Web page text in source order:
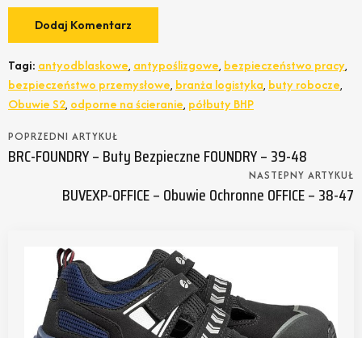
Tagi: antyodblaskowe, antypoślizgowe, bezpieczeństwo pracy,
bezpieczeństwo przemysłowe, branża logistyka, buty robocze,
Obuwie S2, odporne na ścieranie, półbuty BHP
POPRZEDNI ARTYKUŁ
BRC-FOUNDRY – Buty Bezpieczne FOUNDRY – 39-48
NASTEPNY ARTYKUŁ
BUVEXP-OFFICE – Obuwie Ochronne OFFICE – 38-47